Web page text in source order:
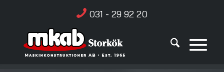
031 - 29 92 20